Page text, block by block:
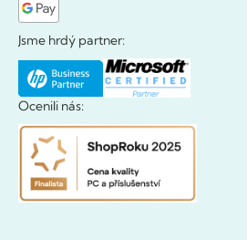
Jsme hrdý partner:
Ocenili nás: